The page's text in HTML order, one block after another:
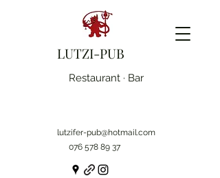
LUTZI-PUB
Restaurant · Bar
lutzifer-pub@hotmail.com
076 578 89 37